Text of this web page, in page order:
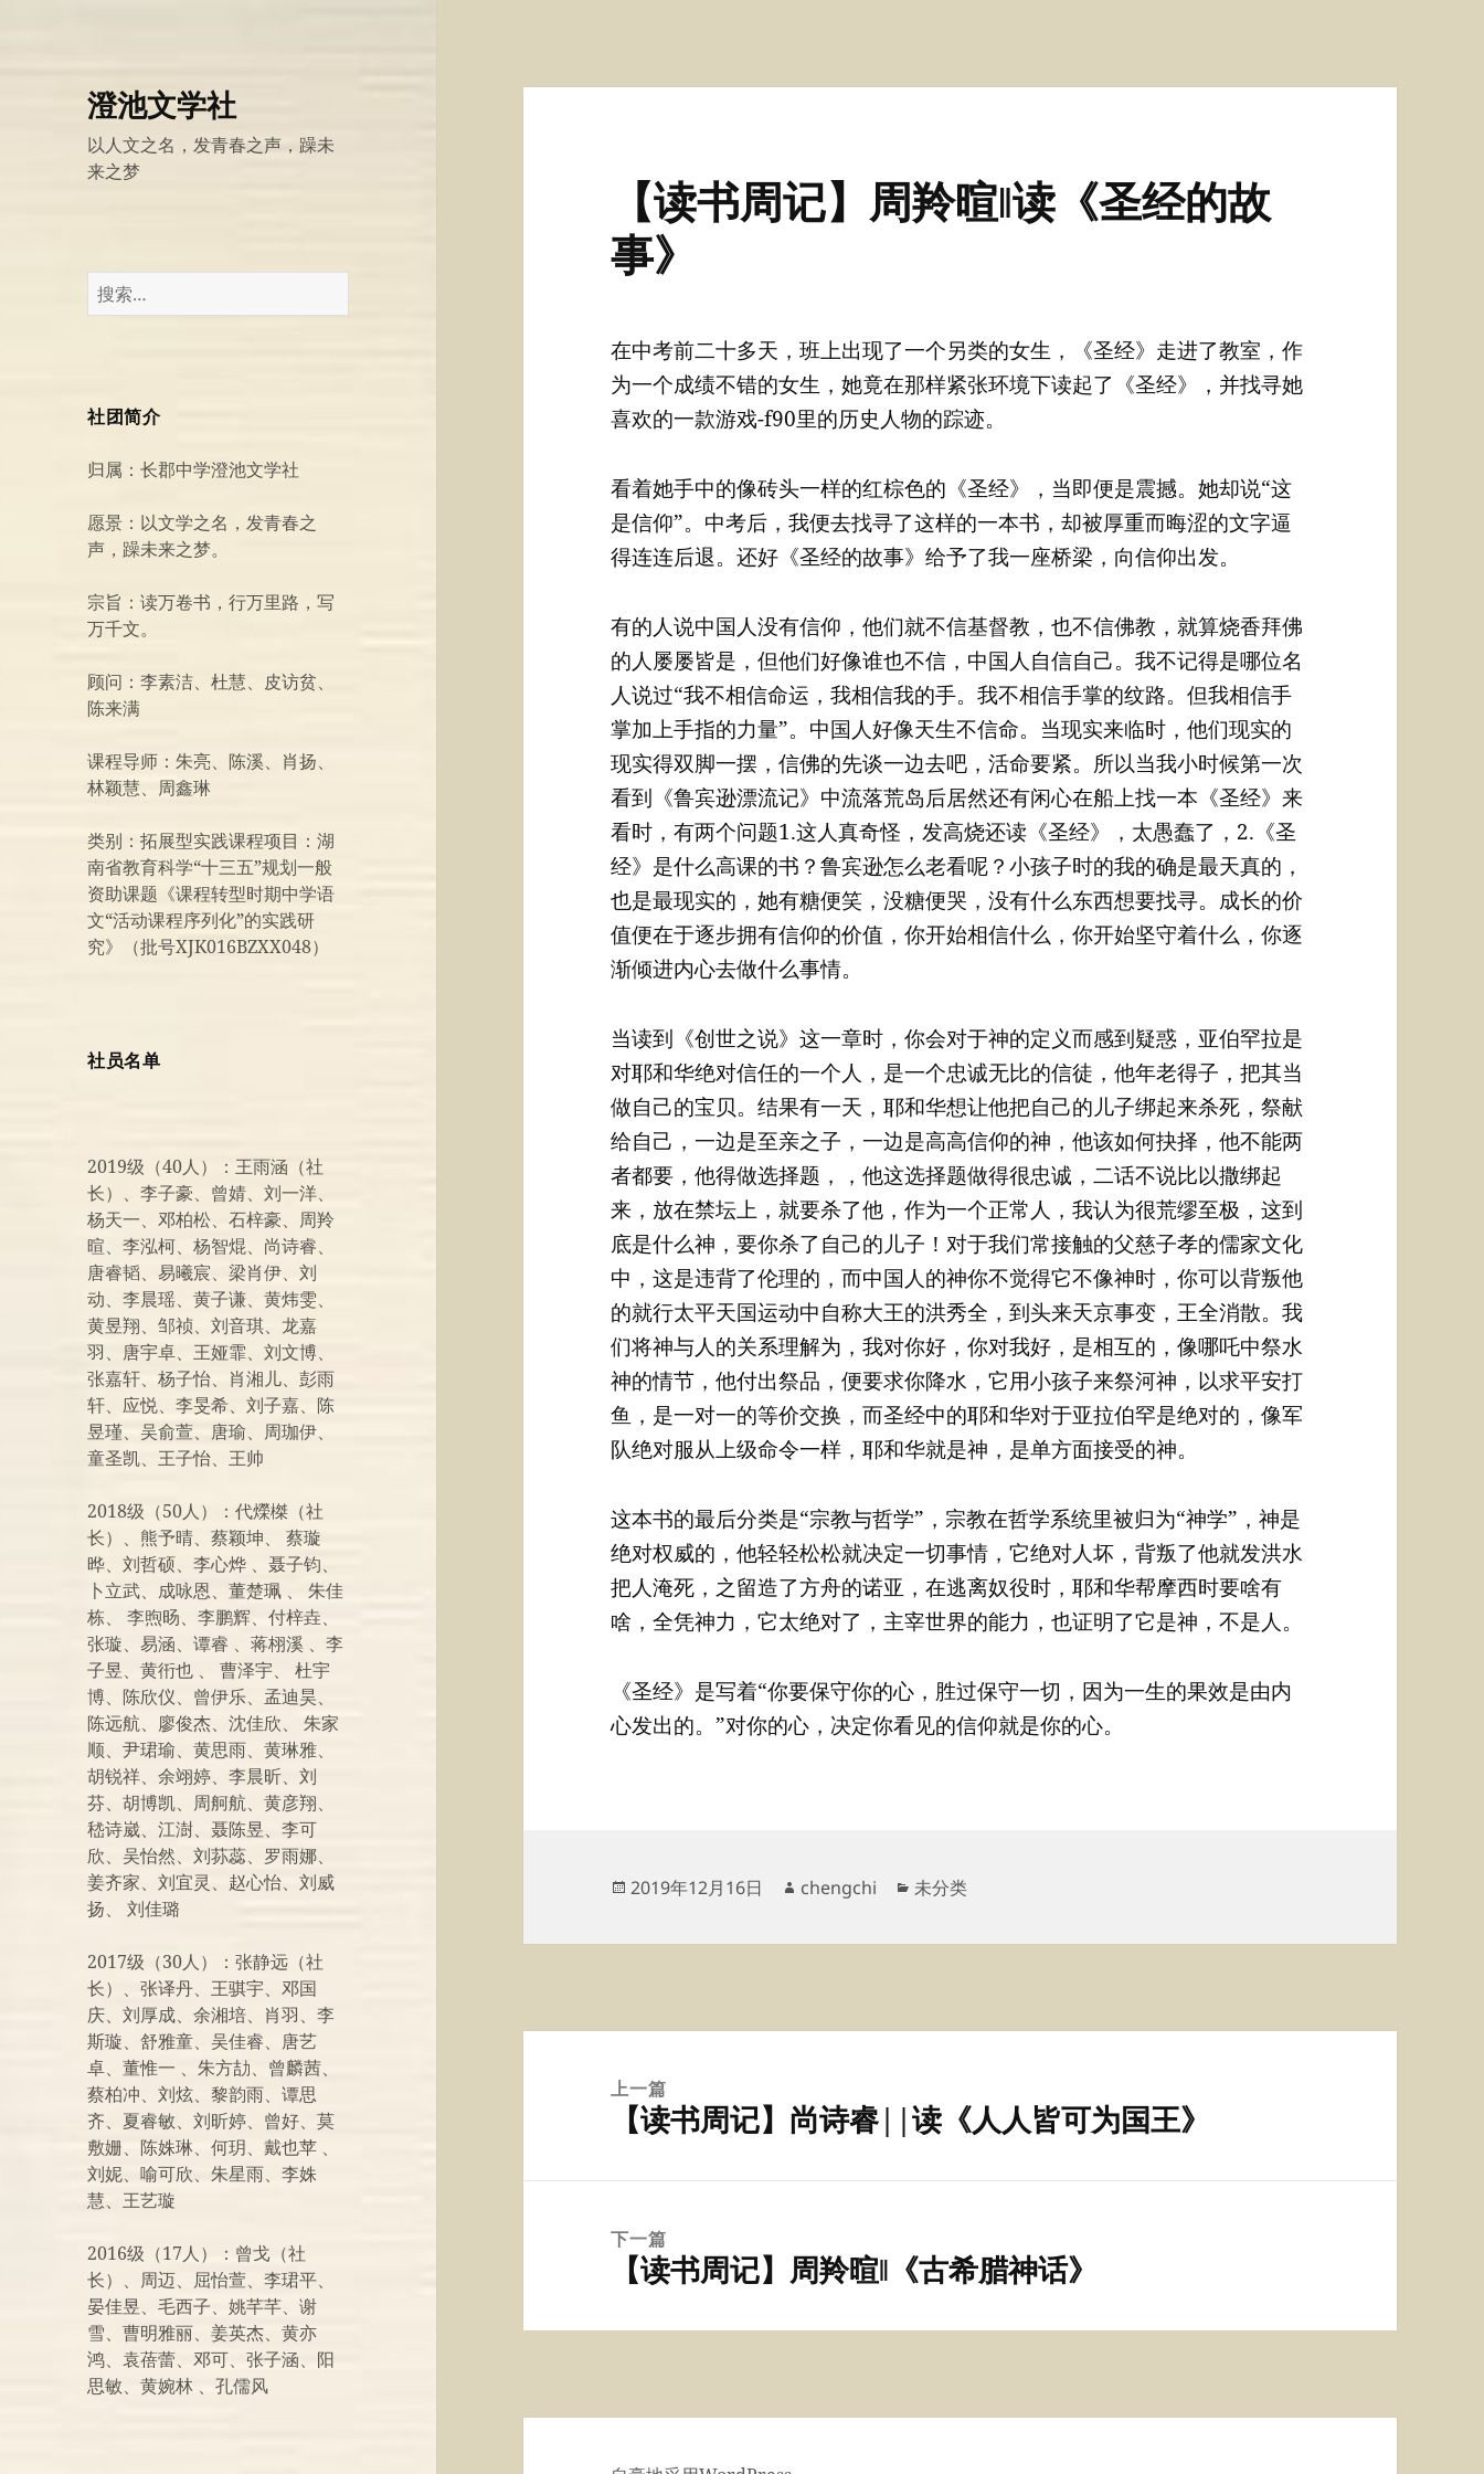
澄池文学社
以人文之名，发青春之声，躁未
来之梦
搜
索：
社团简介
归属：长郡中学澄池文学社
愿景：以文学之名，发青春之
声，躁未来之梦。
宗旨：读万卷书，行万里路，写
万千文。
顾问：李素洁、杜慧、皮访贫、
陈来满
课程导师：朱亮、陈溪、肖扬、
林颖慧、周鑫琳
类别：拓展型实践课程项目：湖
南省教育科学“十三五”规划一般
资助课题《课程转型时期中学语
文“活动课程序列化”的实践研
究》（批号XJK016BZXX048）
社员名单
2019级（40人）：王雨涵（社
长）、李子豪、曾婧、刘一洋、
杨天一、邓柏松、石梓豪、周羚
暄、李泓柯、杨智焜、尚诗睿、
唐睿韬、易曦宸、梁肖伊、刘
动、李晨瑶、黄子谦、黄炜雯、
黄昱翔、邹祯、刘音琪、龙嘉
羽、唐宇卓、王娅霏、刘文博、
张嘉轩、杨子怡、肖湘儿、彭雨
轩、应悦、李旻希、刘子嘉、陈
昱瑾、吴俞萱、唐瑜、周珈伊、
童圣凯、王子怡、王帅
2018级（50人）：代爃榤（社
长）、熊予晴、蔡颖坤、 蔡璇
晔、刘哲硕、李心烨 、聂子钧、
卜立武、成咏恩、董楚珮 、 朱佳
栋、 李煦旸、李鹏辉、付梓垚、
张璇、易涵、谭睿 、蒋栩溪 、李
子昱、黄衎也 、 曹泽宇、 杜宇
博、陈欣仪、曾伊乐、孟迪昊、
陈远航、廖俊杰、沈佳欣、 朱家
顺、尹珺瑜、黄思雨、黄琳雅、
胡锐祥、余翊婷、李晨昕、刘
芬、胡博凯、周舸航、黄彦翔、
嵇诗崴、江澍、聂陈昱、李可
欣、吴怡然、刘荪蕊、罗雨娜、
姜齐家、刘宜灵、赵心怡、刘威
扬、 刘佳璐
2017级（30人）：张静远（社
长）、张译丹、王骐宇、邓国
庆、刘厚成、余湘培、肖羽、李
斯璇、舒雅童、吴佳睿、唐艺
卓、董惟一 、朱方劼、曾麟茜、
蔡柏冲、刘炫、黎韵雨、谭思
齐、夏睿敏、刘昕婷、曾好、莫
敷姗、陈姝琳、何玥、戴也苹 、
刘妮、喻可欣、朱星雨、李姝
慧、王艺璇
2016级（17人）：曾戈（社
长）、周迈、屈怡萱、李珺平、
晏佳昱、毛西子、姚芊芊、谢
雪、曹明雅丽、姜英杰、黄亦
鸿、袁蓓蕾、邓可、张子涵、阳
思敏、黄婉林 、孔儒风
【读书周记】周羚暄‖读《圣经的故
事》
在中考前二十多天，班上出现了一个另类的女生，《圣经》走进了教室，作
为一个成绩不错的女生，她竟在那样紧张环境下读起了《圣经》，并找寻她
喜欢的一款游戏-f90里的历史人物的踪迹。
看着她手中的像砖头一样的红棕色的《圣经》，当即便是震撼。她却说“这
是信仰”。中考后，我便去找寻了这样的一本书，却被厚重而晦涩的文字逼
得连连后退。还好《圣经的故事》给予了我一座桥梁，向信仰出发。
有的人说中国人没有信仰，他们就不信基督教，也不信佛教，就算烧香拜佛
的人屡屡皆是，但他们好像谁也不信，中国人自信自己。我不记得是哪位名
人说过“我不相信命运，我相信我的手。我不相信手掌的纹路。但我相信手
掌加上手指的力量”。中国人好像天生不信命。当现实来临时，他们现实的
现实得双脚一摆，信佛的先谈一边去吧，活命要紧。所以当我小时候第一次
看到《鲁宾逊漂流记》中流落荒岛后居然还有闲心在船上找一本《圣经》来
看时，有两个问题1.这人真奇怪，发高烧还读《圣经》，太愚蠢了，2.《圣
经》是什么高课的书？鲁宾逊怎么老看呢？小孩子时的我的确是最天真的，
也是最现实的，她有糖便笑，没糖便哭，没有什么东西想要找寻。成长的价
值便在于逐步拥有信仰的价值，你开始相信什么，你开始坚守着什么，你逐
渐倾进内心去做什么事情。
当读到《创世之说》这一章时，你会对于神的定义而感到疑惑，亚伯罕拉是
对耶和华绝对信任的一个人，是一个忠诚无比的信徒，他年老得子，把其当
做自己的宝贝。结果有一天，耶和华想让他把自己的儿子绑起来杀死，祭献
给自己，一边是至亲之子，一边是高高信仰的神，他该如何抉择，他不能两
者都要，他得做选择题，，他这选择题做得很忠诚，二话不说比以撒绑起
来，放在禁坛上，就要杀了他，作为一个正常人，我认为很荒缪至极，这到
底是什么神，要你杀了自己的儿子！对于我们常接触的父慈子孝的儒家文化
中，这是违背了伦理的，而中国人的神你不觉得它不像神时，你可以背叛他
的就行太平天国运动中自称大王的洪秀全，到头来天京事变，王全消散。我
们将神与人的关系理解为，我对你好，你对我好，是相互的，像哪吒中祭水
神的情节，他付出祭品，便要求你降水，它用小孩子来祭河神，以求平安打
鱼，是一对一的等价交换，而圣经中的耶和华对于亚拉伯罕是绝对的，像军
队绝对服从上级命令一样，耶和华就是神，是单方面接受的神。
这本书的最后分类是“宗教与哲学”，宗教在哲学系统里被归为“神学”，神是
绝对权威的，他轻轻松松就决定一切事情，它绝对人坏，背叛了他就发洪水
把人淹死，之留造了方舟的诺亚，在逃离奴役时，耶和华帮摩西时要啥有
啥，全凭神力，它太绝对了，主宰世界的能力，也证明了它是神，不是人。
《圣经》是写着“你要保守你的心，胜过保守一切，因为一生的果效是由内
心发出的。”对你的心，决定你看见的信仰就是你的心。
发
于
2019年12月16日
作
chengchi
分
未分类
上一篇
文
【读书周记】尚诗睿||读《人人皆可为国王》
下一篇
文
【读书周记】周羚暄‖《古希腊神话》